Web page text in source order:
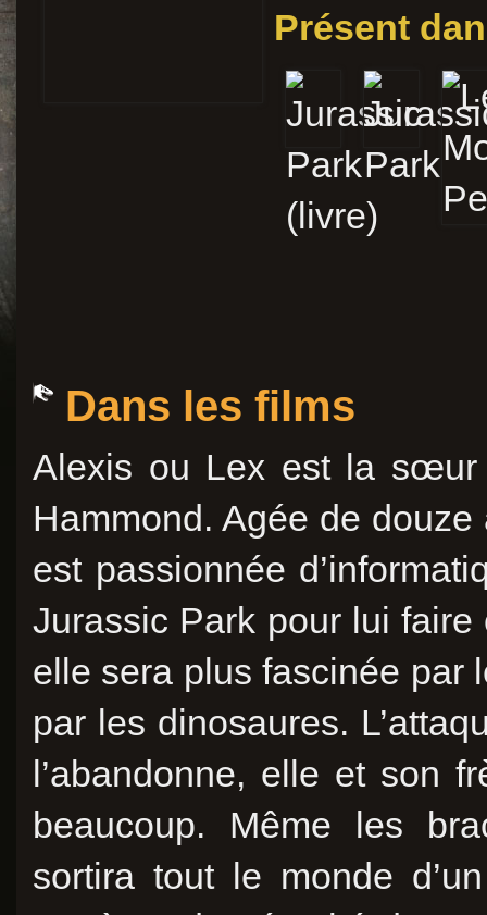
Présent
Dans les films
Alexis ou Lex est la
Hammond. Agée de
est passionnée
Jurassic Park pour lui
elle sera plus fascinée par
par les dinosaures.
l’abandonne, elle et son
beaucoup. Même les
sortira tout le monde